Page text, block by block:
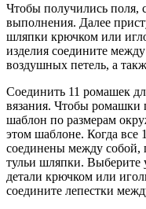
Чтобы получились поля,
выполнения. Далее
шляпки крючком или
изделия соедините
воздушных петель, а
Соединить 11 ромашек
вязания. Чтобы ромашки
шаблон по размерам
этом шаблоне. Когда все
соединены между собой,
тульи шляпки. Выберите
детали крючком или
соедините лепестки